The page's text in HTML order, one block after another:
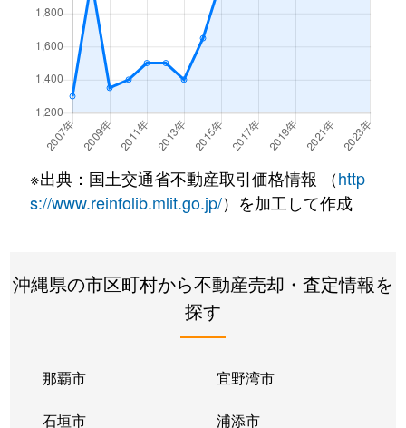
※出典：国土交通省不動産取引価格情報 （http
s://www.reinfolib.mlit.go.jp/）を加工して作成
沖縄県の市区町村から不動産売却・査定情報を
探す
那覇市 宜野湾市
石垣市 浦添市